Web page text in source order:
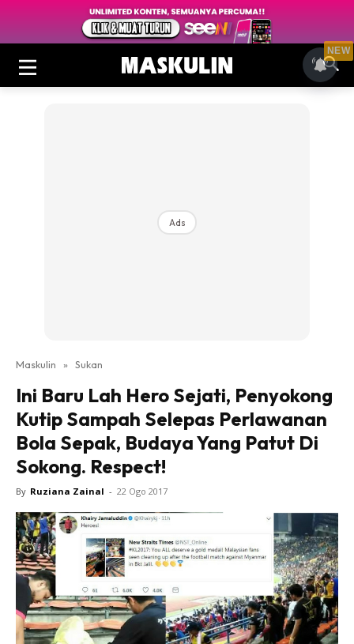
Ads
Maskulin » Sukan
Ini Baru Lah Hero Sejati, Penyokong
Kutip Sampah Selepas Perlawanan
Bola Sepak, Budaya Yang Patut Di
Sokong. Respect!
By Ruziana Zainal - 22 Ogo 2017
NEW